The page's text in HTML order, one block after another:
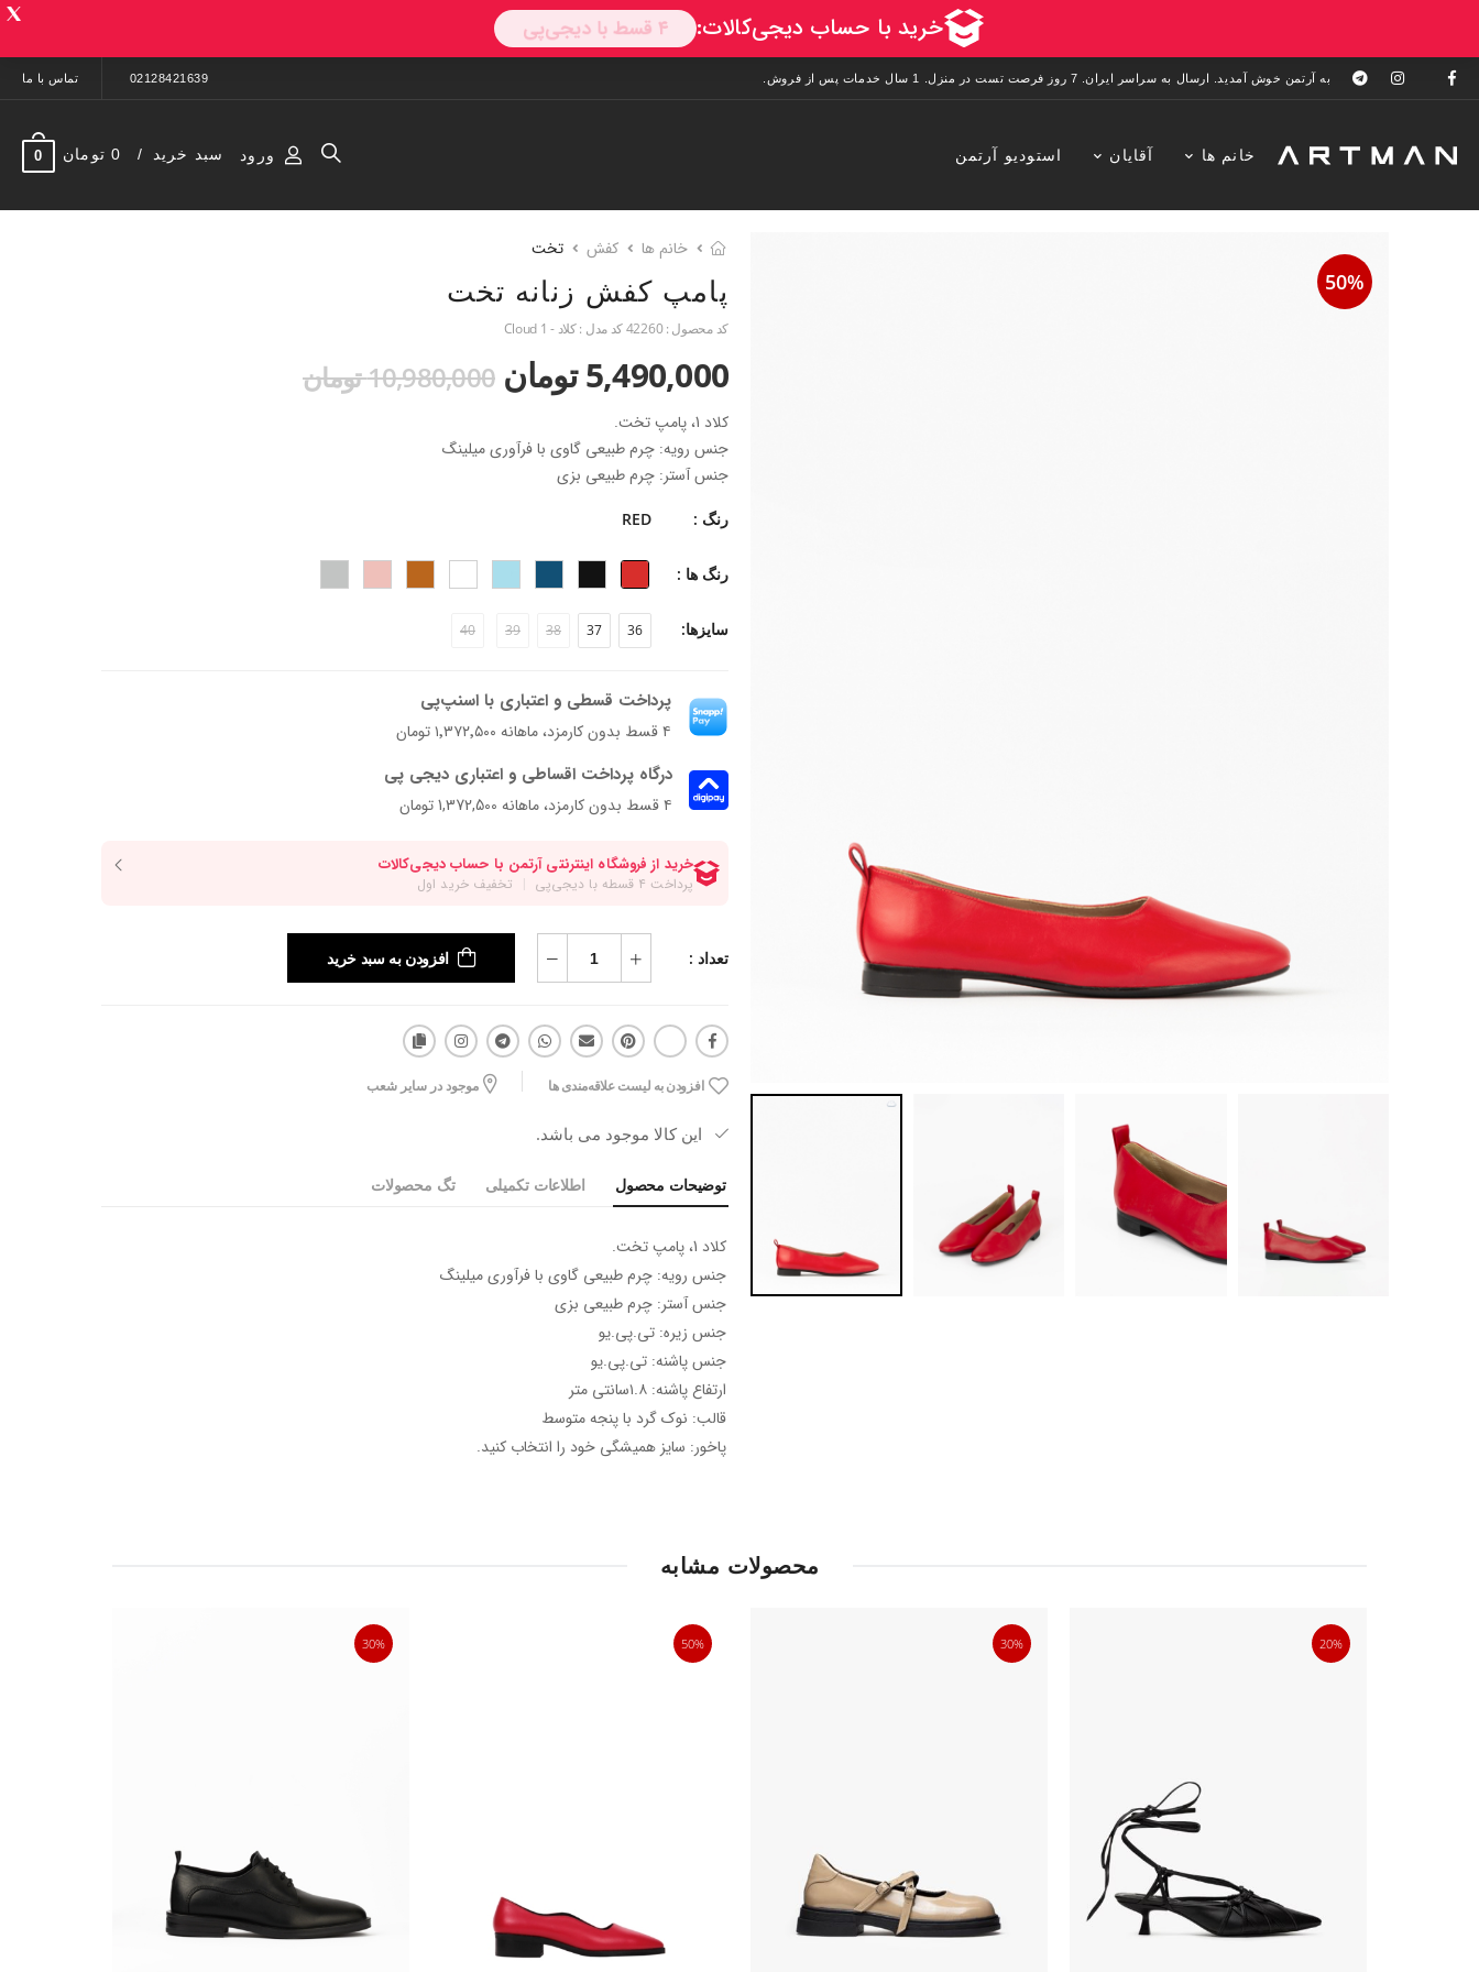
به آرتمن خوش آمدید. ارسال به سراسر ایران. 7 روز فرصت تست در منزل. 1 سال خدمات پس از فروش. 02128421639 تماس با ما
خانم ها آقایان استودیو آرتمن ورود سبد خرید 0 تومان 0
50%
خانم ها کفش تخت
پامپ کفش زنانه تخت
کد محصول :42260کد مدل :کلاد - Cloud 1
5,490,000 تومان 10,980,000 تومان
کلاد 1، پامپ تخت.
جنس رویه: چرم طبیعی گاوی با فرآوری میلینگ
جنس آستر: چرم طبیعی بزی
جنس پاشنه: تی.پی.یو
قالب: نوک گرد با پنجه متوسط
پاخور: سایز همیشگی خود را انتخاب کنید.
رنگ : RED
رنگ ها :
سایزها: 36
37
38
39
40
پرداخت قسطی و اعتباری با اسنپ‌پی
۴ قسط بدون کارمزد، ماهانه ۱٬۳۷۲٬۵۰۰ تومان
درگاه پرداخت اقساطی و اعتباری دیجی پی
۴ قسط بدون کارمزد، ماهانه 1,372,500 تومان
تعداد : افزودن به سبد خرید
افزودن به لیست علاقه‌مندی ها موجود در سایر شعب
این کالا موجود می باشد.
توضیحات محصول اطلاعات تکمیلی تگ محصولات
کلاد 1، پامپ تخت.
جنس رویه: چرم طبیعی گاوی با فرآوری میلینگ
جنس آستر: چرم طبیعی بزی
جنس زیره: تی.پی.یو
جنس پاشنه: تی.پی.یو
ارتفاع پاشنه: ۱.۸سانتی متر
قالب: نوک گرد با پنجه متوسط
پاخور: سایز همیشگی خود را انتخاب کنید.
محصولات مشابه
20%
30%
50%
30%